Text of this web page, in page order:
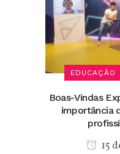
EDUCAÇÃO
Boas-Vindas
importância
15